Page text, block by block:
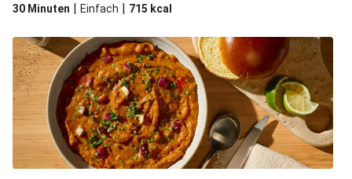
30 Minuten | Einfach | 715 kcal